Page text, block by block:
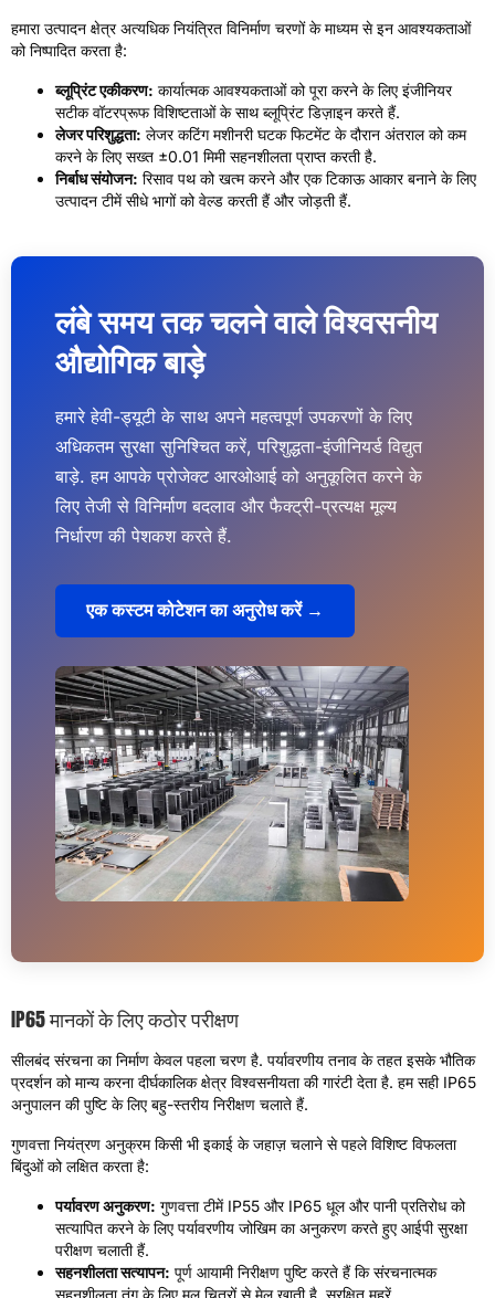
हमारा उत्पादन क्षेत्र अत्यधिक नियंत्रित विनिर्माण चरणों के माध्यम से इन आवश्यकताओं
को निष्पादित करता है:
ब्लूप्रिंट एकीकरण: कार्यात्मक आवश्यकताओं को पूरा करने के लिए इंजीनियर
सटीक वॉटरप्रूफ विशिष्टताओं के साथ ब्लूप्रिंट डिज़ाइन करते हैं.
लेजर परिशुद्धता: लेजर कटिंग मशीनरी घटक फिटमेंट के दौरान अंतराल को कम
करने के लिए सख्त ±0.01 मिमी सहनशीलता प्राप्त करती है.
निर्बाध संयोजन: रिसाव पथ को खत्म करने और एक टिकाऊ आकार बनाने के लिए
उत्पादन टीमें सीधे भागों को वेल्ड करती हैं और जोड़ती हैं.
लंबे समय तक चलने वाले विश्वसनीय
औद्योगिक बाड़े
हमारे हेवी-ड्यूटी के साथ अपने महत्वपूर्ण उपकरणों के लिए
अधिकतम सुरक्षा सुनिश्चित करें, परिशुद्धता-इंजीनियर्ड विद्युत
बाड़े. हम आपके प्रोजेक्ट आरओआई को अनुकूलित करने के
लिए तेजी से विनिर्माण बदलाव और फैक्ट्री-प्रत्यक्ष मूल्य
निर्धारण की पेशकश करते हैं.
एक कस्टम कोटेशन का अनुरोध करें →
IP65 मानकों के लिए कठोर परीक्षण
सीलबंद संरचना का निर्माण केवल पहला चरण है. पर्यावरणीय तनाव के तहत इसके भौतिक
प्रदर्शन को मान्य करना दीर्घकालिक क्षेत्र विश्वसनीयता की गारंटी देता है. हम सही IP65
अनुपालन की पुष्टि के लिए बहु-स्तरीय निरीक्षण चलाते हैं.
गुणवत्ता नियंत्रण अनुक्रम किसी भी इकाई के जहाज़ चलाने से पहले विशिष्ट विफलता
बिंदुओं को लक्षित करता है:
पर्यावरण अनुकरण: गुणवत्ता टीमें IP55 और IP65 धूल और पानी प्रतिरोध को
सत्यापित करने के लिए पर्यावरणीय जोखिम का अनुकरण करते हुए आईपी सुरक्षा
परीक्षण चलाती हैं.
सहनशीलता सत्यापन: पूर्ण आयामी निरीक्षण पुष्टि करते हैं कि संरचनात्मक